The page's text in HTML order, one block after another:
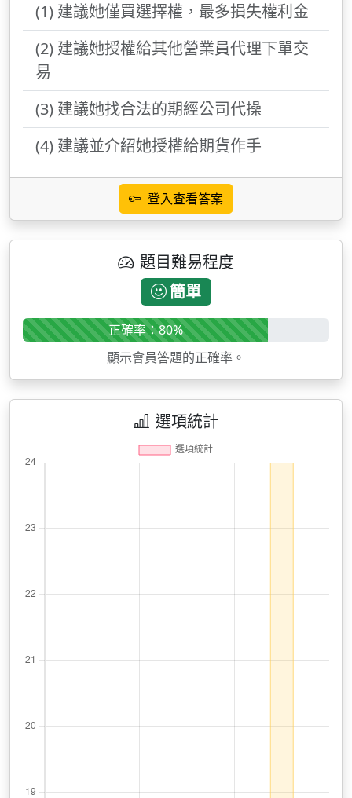
(1) 建議她僅買選擇權，最多損失權利金
(2) 建議她授權給其他營業員代理下單交
易
(3) 建議她找合法的期經公司代操
(4) 建議並介紹她授權給期貨作手
登入查看答案
題目難易程度
簡單
正確率：80%
顯示會員答題的正確率。
選項統計